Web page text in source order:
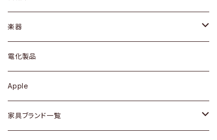
シェルフ
キュリオケース / 飾り棚
カップボード / 食器棚
チェスト
トップス
ワンピース
ボトムス
靴
カトラリー
ケトル / ティーポット
鍋 / フライパン
Vintage / ヴィンテージ
dahon
楽器
ギター
ベース
その他楽器
電化製品
Apple
家具ブランド一覧